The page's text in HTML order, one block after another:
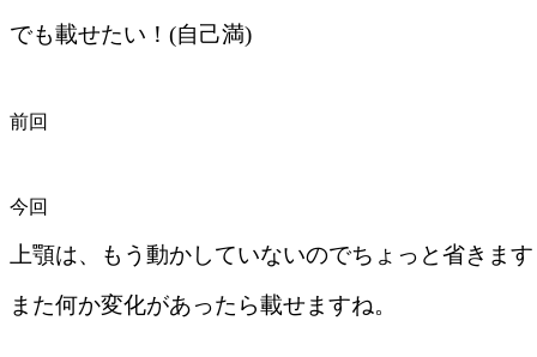
でも載せたい！(自己満)
前回
今回
上顎は、もう動かしていないのでちょっと省きま
また何か変化があったら載せますね。